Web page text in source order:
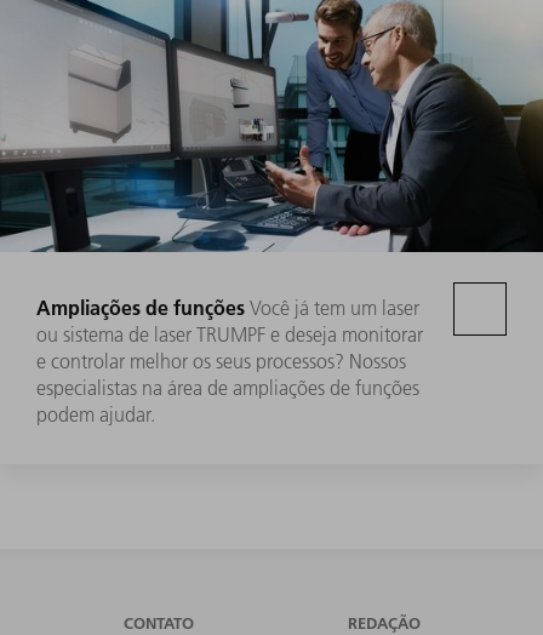
Ampliações de funções Você já tem um laser
ou sistema de laser TRUMPF e deseja monitorar
e controlar melhor os seus processos? Nossos
especialistas na área de ampliações de funções
podem ajudar.
CONTATO REDAÇÃO